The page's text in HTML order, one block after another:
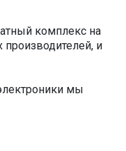
комплекс на
производителей, и
мы